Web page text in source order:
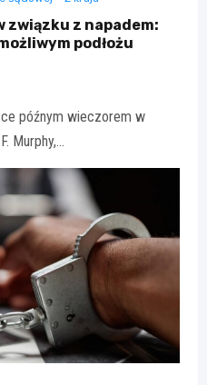
związku z napadem:
podłożu
późnym wieczorem w
Murphy,…